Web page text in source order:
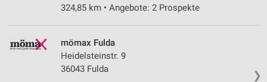
324,85 km • Angebote: 2 Prospekte
❯
mömax Fulda
Heidelsteinstr. 9
36043 Fulda